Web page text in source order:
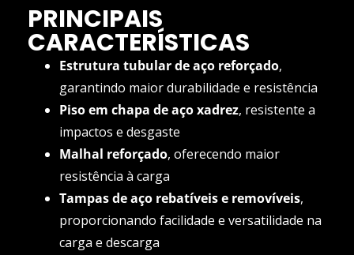
PRINCIPAIS
CARACTERÍSTICAS
Estrutura tubular de aço reforçado,
garantindo maior durabilidade e resistência
Piso em chapa de aço xadrez, resistente a
impactos e desgaste
Malhal reforçado, oferecendo maior
resistência à carga
Tampas de aço rebatíveis e removíveis,
proporcionando facilidade e versatilidade na
carga e descarga